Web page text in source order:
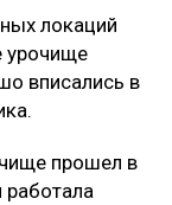
локаций
урочище
вписались в
прошел в
работала